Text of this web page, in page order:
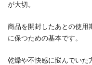
が大切。
商品を開封したあとの使用
に保つための基本です。
乾燥や不快感に悩んでいた